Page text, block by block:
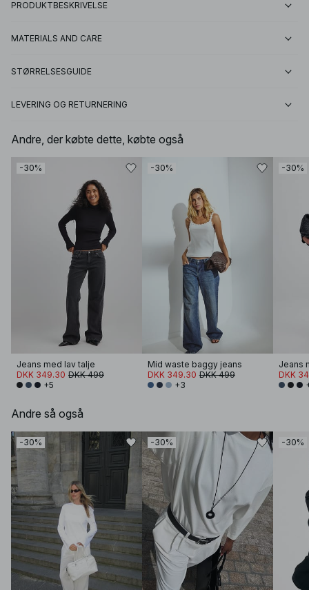
PRODUKTBESKRIVELSE
MATERIALS AND CARE
STØRRELSESGUIDE
LEVERING OG RETURNERING
Andre, der købte dette, købte også
-30%
Jeans med lav talje
DKK 349.30 DKK 499
+5
-30%
Mid waste baggy jeans
DKK 349.30 DKK 499
+3
-30%
Jeans
DKK
Andre så også
-30% -30% -30%